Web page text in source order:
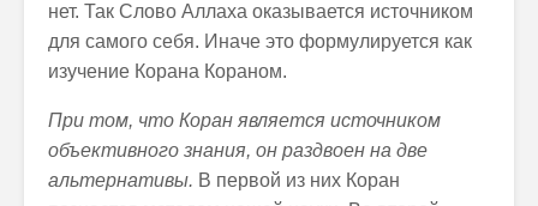
нет. Так Слово Аллаха оказывается источником
для самого себя. Иначе это формулируется как
изучение Корана Кораном.
При том, что Коран является источником
объективного знания, он раздвоен на две
альтернативы. В первой из них Коран